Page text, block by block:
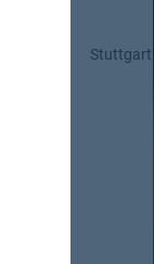
Stuttgart